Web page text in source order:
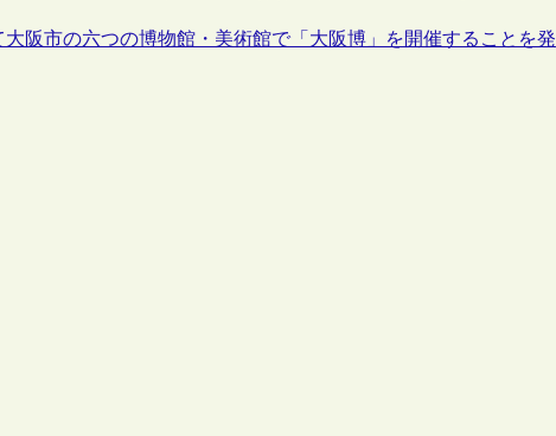
阪市の六つの博物館・美術館で「大阪博」を開催することを発